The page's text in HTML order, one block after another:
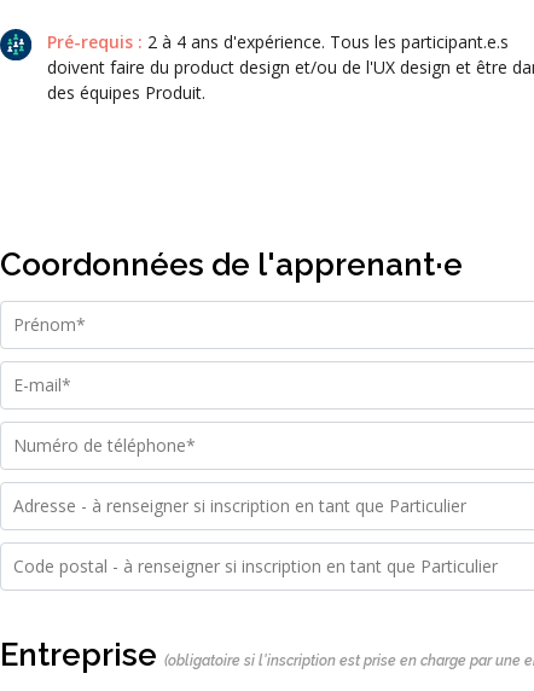
Pré-requis : 2 à 4 ans d'expérience. Tous les participant.e.s
doivent faire du product design et/ou de l'UX design et être
des équipes Produit.
Coordonnées de l'apprenant·e
Entreprise (obligatoire si l'inscription est prise en charge par une